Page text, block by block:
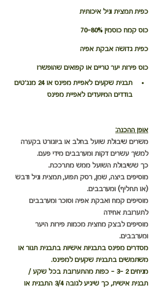
כפית תמצית וניל איכותית
כוס קמח כוסמין 70-80%
כפית גדושה אבקת אפיה
כוס פירות יער טריים או קפואים שהופשרו
תבנית שקעים לאפיית מפינס או 24 מנג'טים
בודדים המיועדים לאפיית מפינס
אופן ההכנה:
משרים שיבולת שועל בחלב או ביוגורט בקערה
למשך עשרים דקות ומערבבים מידי פעם.
כך ששיבולת השועל ממש מתרככת.
מוסיפים ביצה, שמן, רסק תפוע, תמצית וניל ודבש
(או תחליף) ומערבבים.
מוסיפים קמח ואבקת אפיה וסוכר ומערבבים
לתערובת אחידה
מוסיפים לבצק מחצית מכמות פירות היער
ומערבבים.
מסדרים מפינס בתבניות אישיות בתבנית תנור או
משתמשים בתבנית שקעים למפינס.
מניחים 2 -3 – כפות מהתערובת בכל שקע /
תבנית אישית, כך שיגיע לגובה 3/4 התבנית או